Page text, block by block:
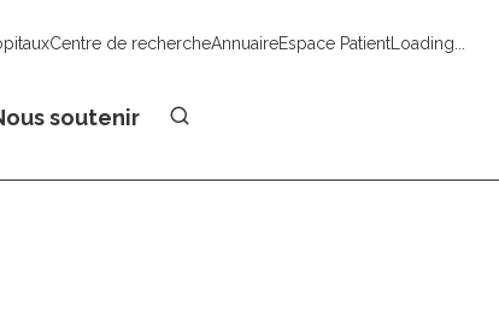
Centre de rechercheAnnuaireEspace PatientLoading...
soutenir